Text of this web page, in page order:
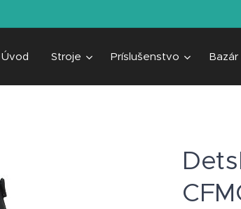
Úvod Stroje Príslušenstvo Bazár